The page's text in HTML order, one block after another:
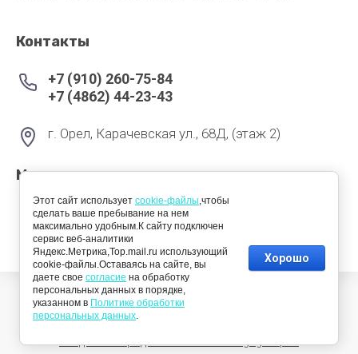
Контакты
+7 (910) 260-75-84
+7 (4862) 44-23-43
г. Орел, Карачевская ул., 68Д, (этаж 2)
Мы в соцсетях
© 2022 - 2026
Этот сайт использует cookie-файлы,чтобы
сделать ваше пребывание на нем
максимально удобным.К сайту подключен
сервис веб-аналитики
Яндекс.Метрика,Top.mail.ru использующий
cookie-файлы.Оставаясь на сайте, вы
даете свое согласие на обработку
персональных данных в порядке,
указанном в Политике обработки
персональных данных.
Хорошо